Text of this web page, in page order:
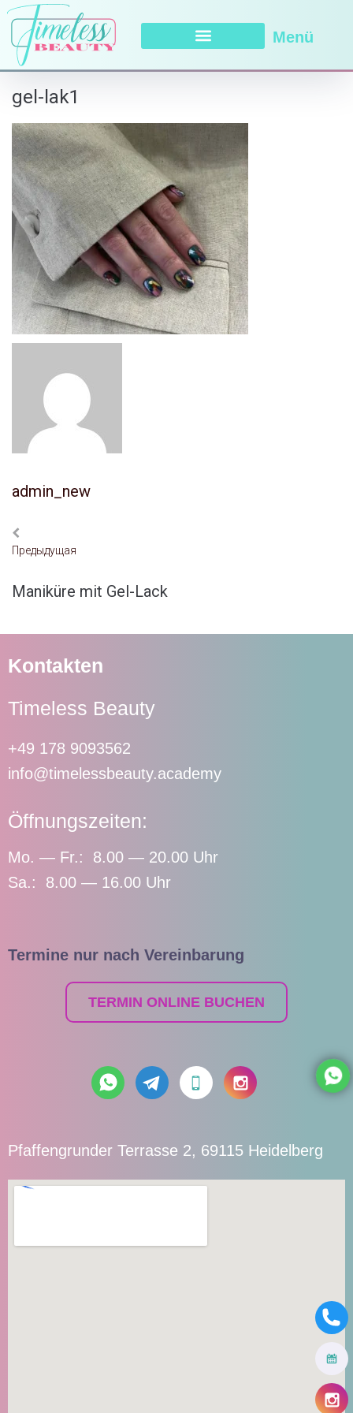
Menü
gel-lak1
admin_new
Предыдущая
Maniküre mit Gel-Lack
Kontakten
Timeless Beauty
+49 178 9093562
info@timelessbeauty.academy
Öffnungszeiten:
Mo. — Fr.: 8.00 — 20.00 Uhr
Sa.: 8.00 — 16.00 Uhr
Termine nur nach Vereinbarung
TERMIN ONLINE BUCHEN
Pfaffengrunder Terrasse 2, 69115 Heidelberg